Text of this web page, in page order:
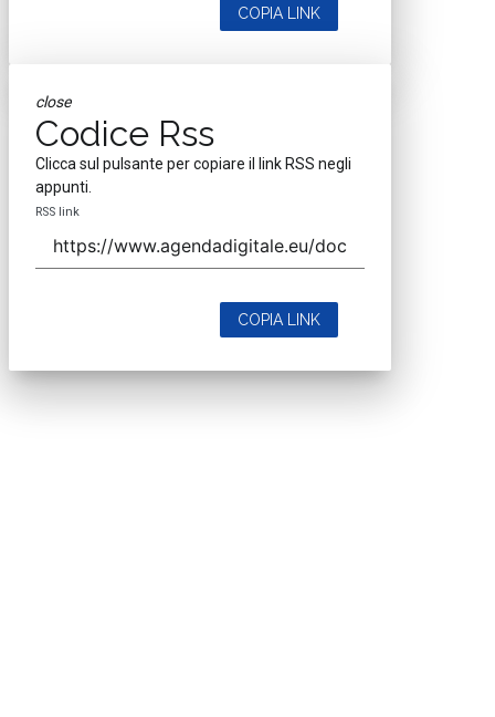
COPIA LINK
close
Codice Rss
Clicca sul pulsante per copiare il link RSS negli
appunti.
RSS link
COPIA LINK